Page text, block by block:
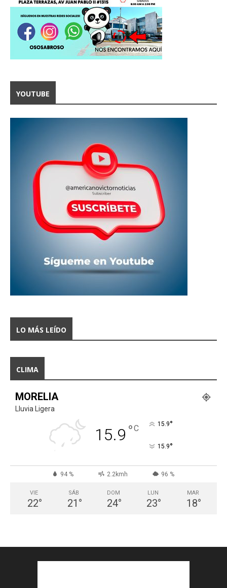
YOUTUBE
LO MÁS LEÍDO
CLIMA
MORELIA
Lluvia Ligera
15.9 °C 15.9°
15.9°
94 % 2.2kmh 96 %
VIE
22°
SÁB
21 °
DOM
24°
LUN
23°
MAR
18°